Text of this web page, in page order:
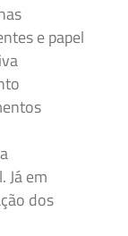
e papel
Já em
dos